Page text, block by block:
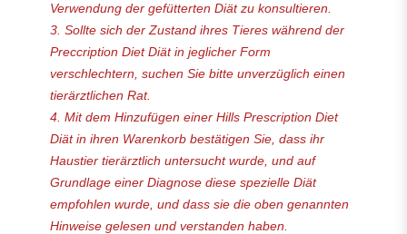
Verwendung der gefütterten Diät zu konsultieren.
3. Sollte sich der Zustand ihres Tieres während der
Preccription Diet Diät in jeglicher Form
verschlechtern, suchen Sie bitte unverzüglich einen
tierärztlichen Rat.
4. Mit dem Hinzufügen einer Hills Prescription Diet
Diät in ihren Warenkorb bestätigen Sie, dass ihr
Haustier tierärztlich untersucht wurde, und auf
Grundlage einer Diagnose diese spezielle Diät
empfohlen wurde, und dass sie die oben genannten
Hinweise gelesen und verstanden haben.